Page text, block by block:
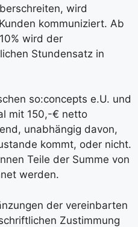
wird
kommuniziert. Ab
wird der
Stundensatz in
so:concepts e.U. und
mit 150,-€ netto
unabhängig davon,
kommt, oder nicht.
Teile der Summe von
werden.
der vereinbarten
Zustimmung